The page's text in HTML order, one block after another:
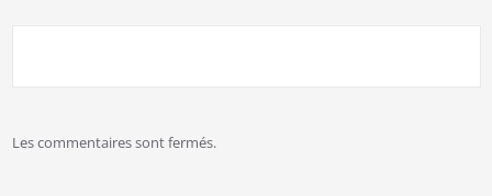
Les commentaires sont fermés.